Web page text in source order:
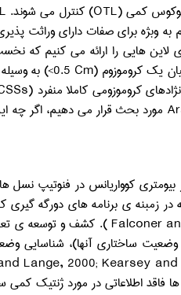
لوکوس کمی (OTL) کنترل می شوند.
وبژه برای صفات دارای وراثت
هایی را ارائه می کنیم که
یک کروموزوم (<0.5 Cm) به
کروموزومی کاملا منفرد (
مورد بحث قرار می دهیم، اگر چه
کوواریانس در فنوتیپ نسل
در زمبنه ی برنامه های دورگه
Falconer
وضعیت ساختاری آنها)، شناسایی
Lange, 2000; Kearsey
فاقد اطلاعاتی در مورد ژنتیک